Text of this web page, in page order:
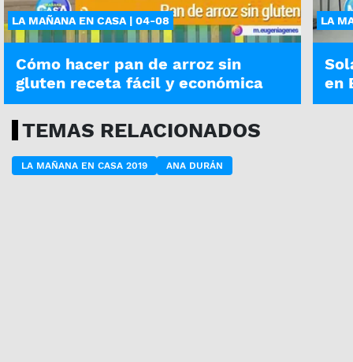
LA MAÑANA EN CASA | 04-08
Cómo hacer pan de arroz sin
gluten receta fácil y económica
LA
en
TEMAS RELACIONADOS
LA MAÑANA EN CASA 2019 ANA DURÁN